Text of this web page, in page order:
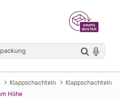
Klappschachteln
Klappschachteln
Höhe